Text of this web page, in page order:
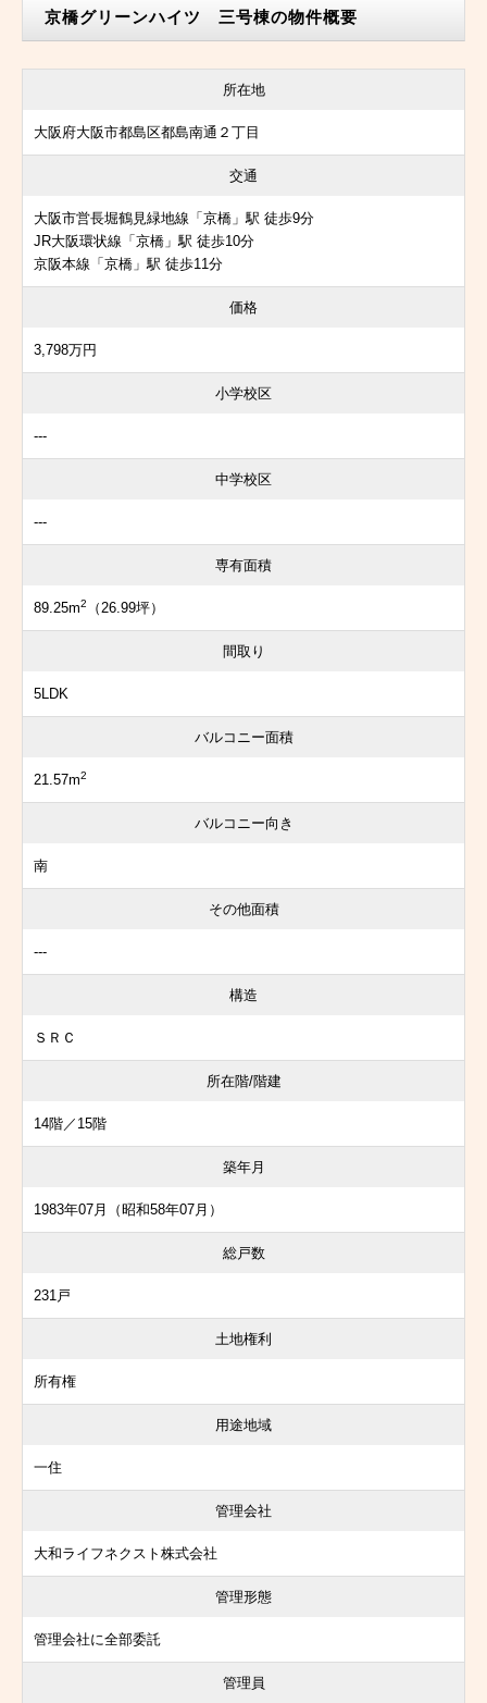
京橋グリーンハイツ 三号棟の物件概要
所在地
大阪府大阪市都島区都島南通２丁目
交通
大阪市営長堀鶴見緑地線「京橋」駅 徒歩9分
JR大阪環状線「京橋」駅 徒歩10分
京阪本線「京橋」駅 徒歩11分
価格
3,798万円
小学校区
---
中学校区
---
専有面積
89.25m2 （26.99坪）
間取り
5LDK
バルコニー面積
21.57m2
バルコニー向き
南
その他面積
---
構造
ＳＲＣ
所在階/階建
14階／15階
築年月
1983年07月（昭和58年07月）
総戸数
231戸
土地権利
所有権
用途地域
一住
管理会社
大和ライフネクスト株式会社
管理形態
管理会社に全部委託
管理員